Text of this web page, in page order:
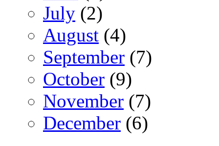
July (2)
August (4)
September (7)
October (9)
November (7)
December (6)